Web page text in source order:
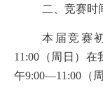
二、竞赛时
本届竞赛
11:00（周日）在
午9:00—11:00（